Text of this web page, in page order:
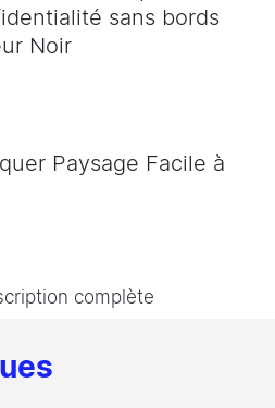
sans bords
Noir
Paysage Facile à
complète